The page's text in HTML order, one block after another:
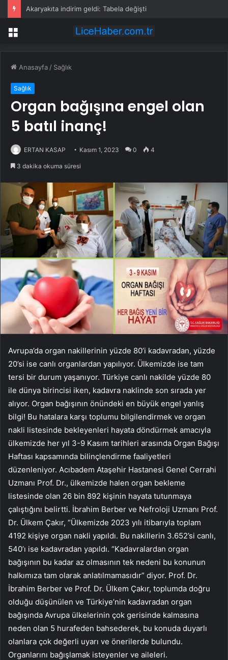
Akaryakıta indirim geldi: Tabela değişti
Menü
Anasayfa / Sağlık
Sağlık
Organ bağışına engel olan
5 batıl inanç!
ERTAN KASAP Kasım 1, 2023 0 4
3 dakika okuma süresi
Avrupa’da organ nakillerinin yüzde 80’i kadavradan, yüzde
20’si ise canlı organlardan yapılıyor. Ülkemizde ise tam
tersi bir durum yaşanıyor. Türkiye canlı nakilde yüzde 80
ile dünya birincisi iken, kadavra naklinde son sırada yer
alıyor. Organ bağışının önündeki en büyük engel yanlış
bilgi! Bu hatalara karşı toplumu bilgilendirmek ve organ
nakli listesinde bekleyenleri hayata döndürmek amacıyla
ülkemizde her yıl 3-9 Kasım tarihleri ​​arasında Organ Bağışı
Haftası kapsamında bilinçlendirme faaliyetleri
düzenleniyor. Acıbadem Ataşehir Hastanesi Genel Cerrahi
Uzmanı Prof. Dr., ülkemizde halen organ bekleme
listesinde olan 26 bin 892 kişinin hayata tutunmaya
çalıştığını belirtti. İbrahim Berber ve Nefroloji Uzmanı Prof.
Dr. Ülkem Çakır, “Ülkemizde 2023 yılı itibarıyla toplam
4192 kişiye organ nakli yapıldı. Bu nakillerin 3.652’si canlı,
540’ı ise kadavradan yapıldı. “Kadavralardan organ
bağışının bu kadar az olmasının tek nedeni bu konunun
halkımıza tam olarak anlatılmamasıdır” diyor. Prof. Dr.
İbrahim Berber ve Prof. Dr. Ülkem Çakır, toplumda doğru
olduğu düşünülen ve Türkiye’nin kadavradan organ
bağışında Avrupa ülkelerinin çok gerisinde kalmasına
neden olan 5 hurafeden bahsederek, bu konuda duyarlı
olanlara çok değerli uyarı ve önerilerde bulundu.
Organlarını bağışlamak isteyenler ve aileleri.